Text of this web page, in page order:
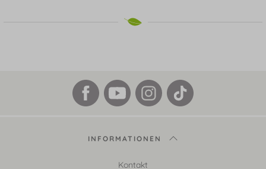
INFORMATIONEN
Kontakt